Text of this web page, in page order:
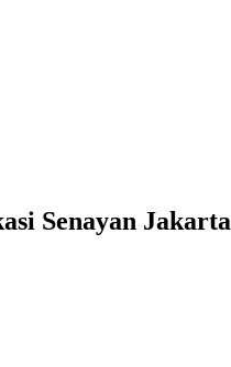
Senayan Jakarta